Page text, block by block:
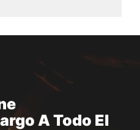
hasta
A Todo El